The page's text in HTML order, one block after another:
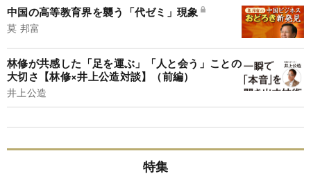
中国の高等教育界を襲う「代ゼミ」現象
莫 邦富
林修が共感した「足を運ぶ」「人と会う」ことの
大切さ【林修×井上公造対談】（前編）
井上公造
特集